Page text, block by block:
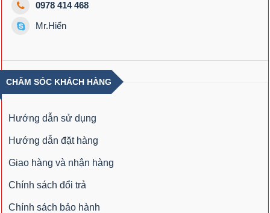
0978 414 468
Mr.Hiển
CHĂM SÓC KHÁCH HÀNG
Hướng dẫn sử dụng
Hướng dẫn đặt hàng
Giao hàng và nhận hàng
Chính sách đổi trả
Chính sách bảo hành